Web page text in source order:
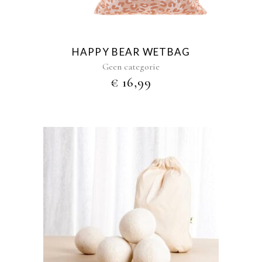
Deze
optie
worden
op
de
HAPPY BEAR WETBAG
Geen categorie
€ 16,99
Dit
product
heeft
meerdere